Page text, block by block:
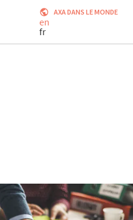
AXA DANS LE MONDE
en
fr